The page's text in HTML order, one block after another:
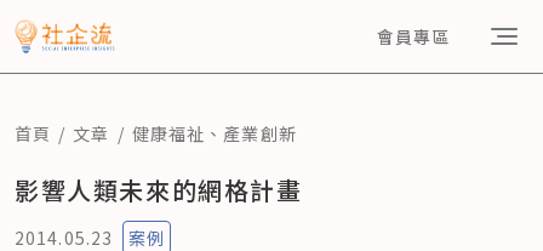
會員專區
首頁 文章 健康福祉 、 產業創新
影響人類未來的網格計畫
2014.05.23 案例